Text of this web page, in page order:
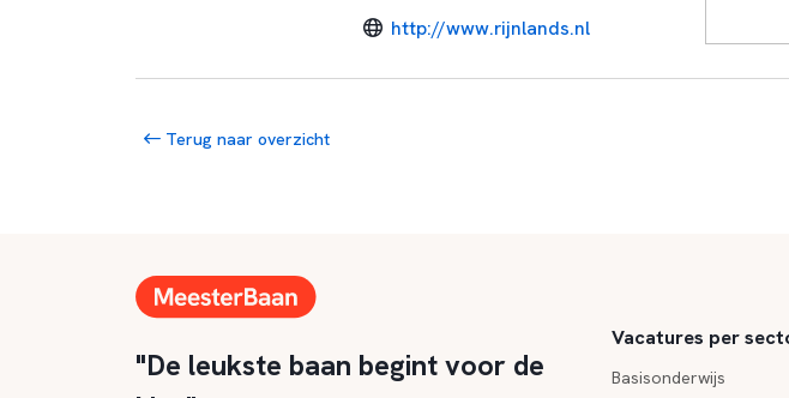
http://www.rijnlands.nl
Terug naar overzicht
"De leukste baan begint voor de
Vacatures per
Basisonderwijs